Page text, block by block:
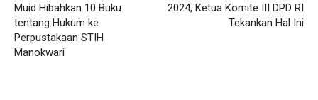
Muid Hibahkan 10 Buku
tentang Hukum ke
Perpustakaan STIH
Manokwari
2024, Ketua Komite III DPD RI
Tekankan Hal Ini